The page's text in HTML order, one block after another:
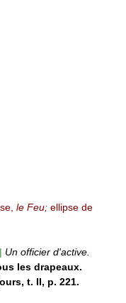
le Feu; ellipse de
Un officier d'active.
les drapeaux.
t. II, p. 221.